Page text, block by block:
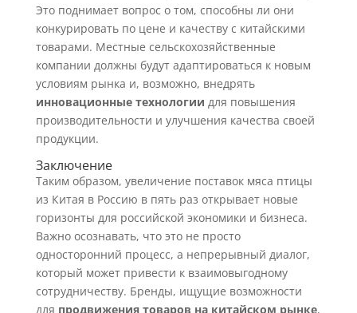
Это поднимает вопрос о том, способны ли они
конкурировать по цене и качеству с китайскими
товарами. Местные сельскохозяйственные
компании должны будут адаптироваться к новым
условиям рынка и, возможно, внедрять
инновационные технологии для повышения
производительности и улучшения качества своей
продукции.
Заключение
Таким образом, увеличение поставок мяса птицы
из Китая в Россию в пять раз открывает новые
горизонты для российской экономики и бизнеса.
Важно осознавать, что это не просто
односторонний процесс, а непрерывный диалог,
который может привести к взаимовыгодному
сотрудничеству. Бренды, ищущие возможности
для продвижения товаров на китайском рынке,